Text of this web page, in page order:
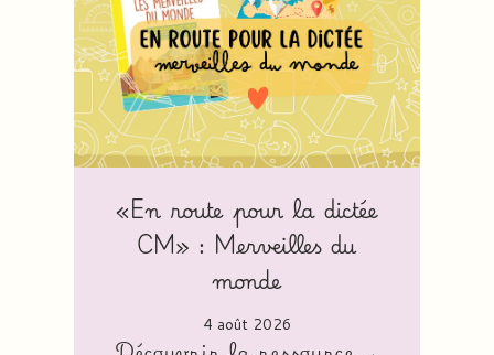
«En route pour la dictée
CM» : Merveilles du
monde
4 août 2026